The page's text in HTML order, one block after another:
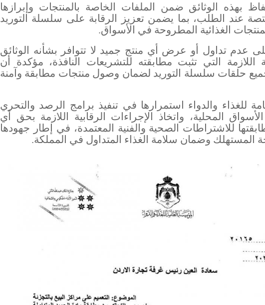
بهذه الوثائق ضمن الملفات الخاصة بالمنتجات وإبرازها
عند الطلب، بما يضمن تعزيز الرقابة على سلسلة التوريد
الغذائية المطروحة في الأسواق.
تداول أو عرض أي منتج جميد لا تتوافر بشأنه الوثائق
اللازمة التي تثبت مطابقته للتشريعات النافذة، مؤكدة أن
حلقات سلسلة التوريد لضمان وصول منتجات مطابقة وآمنة
للغذاء والدواء استمرارها في تنفيذ برامج الرصد والتحري
المحلية، واتخاذ الإجراءات الرقابية اللازمة بحق أي
للاشتراطات الصحية والفنية المعتمدة، في إطار جهودها
المستهلك وضمان سلامة الغذاء المتداول في المملكة.